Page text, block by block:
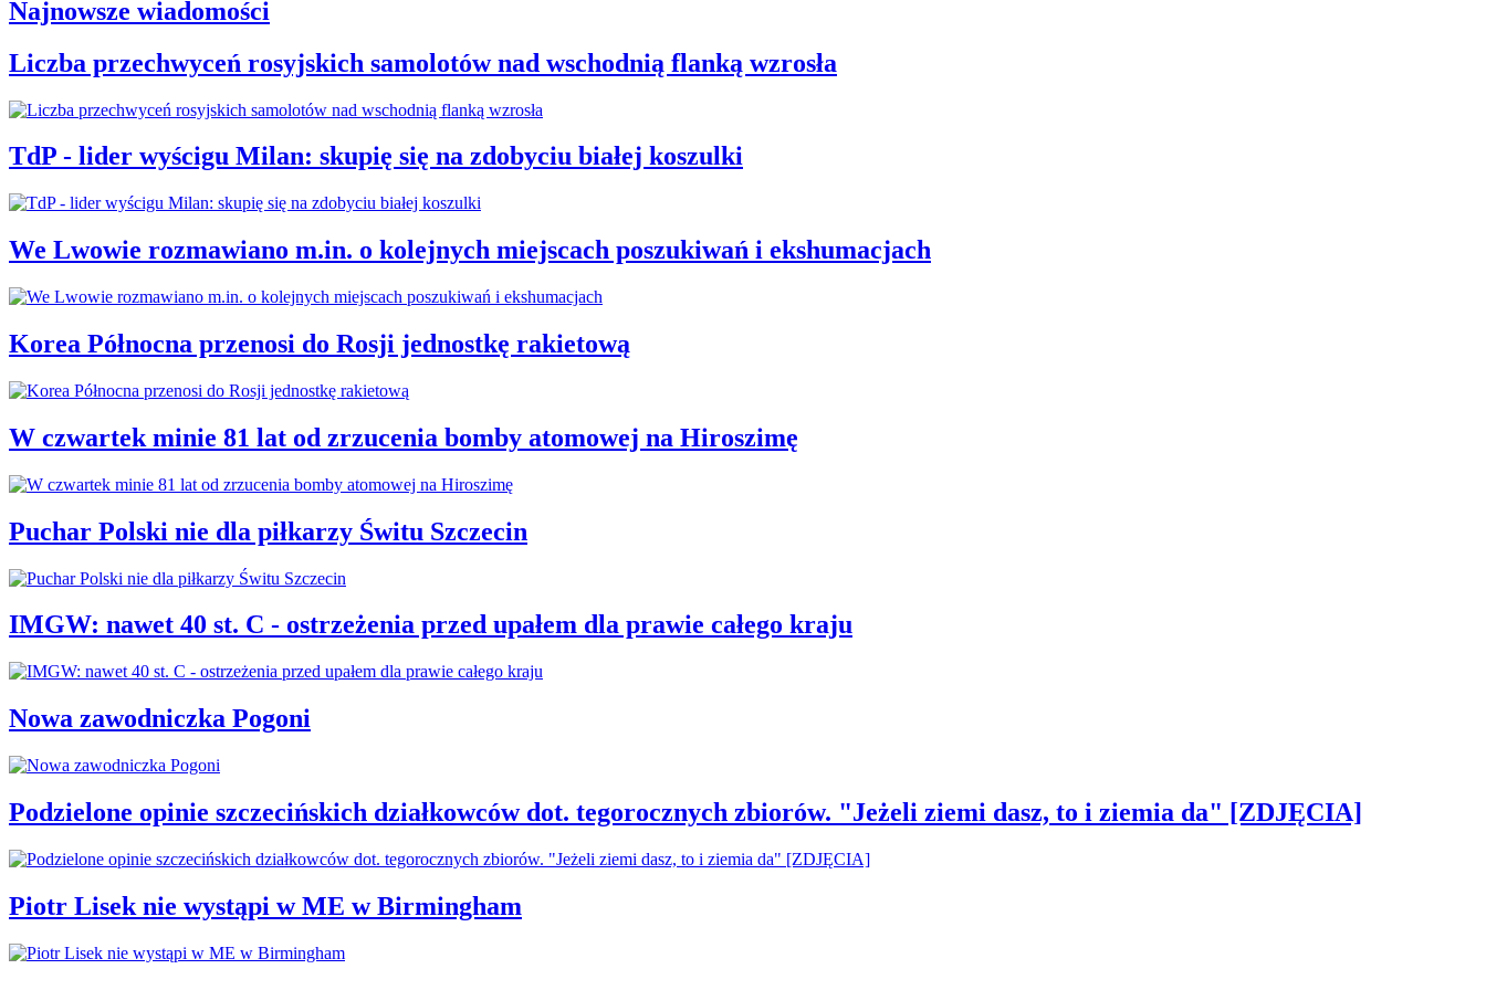
Najnowsze wiadomości
Liczba przechwyceń rosyjskich samolotów nad wschodnią flanką wzrosła
TdP - lider wyścigu Milan: skupię się na zdobyciu białej koszulki
We Lwowie rozmawiano m.in. o kolejnych miejscach poszukiwań i ekshumacjach
Korea Północna przenosi do Rosji jednostkę rakietową
W czwartek minie 81 lat od zrzucenia bomby atomowej na Hiroszimę
Puchar Polski nie dla piłkarzy Świtu Szczecin
IMGW: nawet 40 st. C - ostrzeżenia przed upałem dla prawie całego kraju
Nowa zawodniczka Pogoni
Podzielone opinie szczecińskich działkowców dot. tegorocznych zbiorów. "Jeżeli ziemi dasz, to i ziemia da" [ZDJĘCIA]
Piotr Lisek nie wystąpi w ME w Birmingham